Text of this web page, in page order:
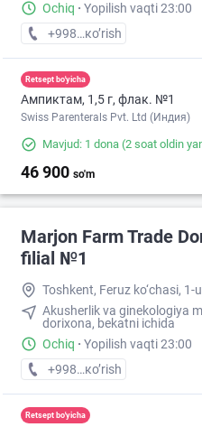
Ochiq · Yopilish vaqti 23:00
+998 (99) XXX-XX-XX
кo’rish
Retsept bo'yicha
Ампиктам, 1,5 г, флак. №1
Swiss Parenterals Pvt. Ltd (Индия)
Mavjud: 1 dona (2 soat oldin
46 900 so'm
Marjon Farm Trade
filial №1
Toshkent, Feruz ko‘chasi, 1-
Akusherlik va ginekologiya
dorixona, bekatni ichida
Ochiq · Yopilish vaqti 23:00
+998 (77) XXX-XX-XX
кo’rish
Retsept bo'yicha